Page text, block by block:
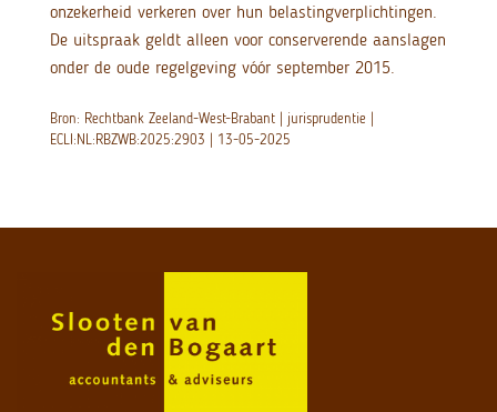
onzekerheid verkeren over hun belastingverplichtingen.
De uitspraak geldt alleen voor conserverende aanslagen
onder de oude regelgeving vóór september 2015.
Bron: Rechtbank Zeeland-West-Brabant | jurisprudentie |
ECLI:NL:RBZWB:2025:2903 | 13-05-2025